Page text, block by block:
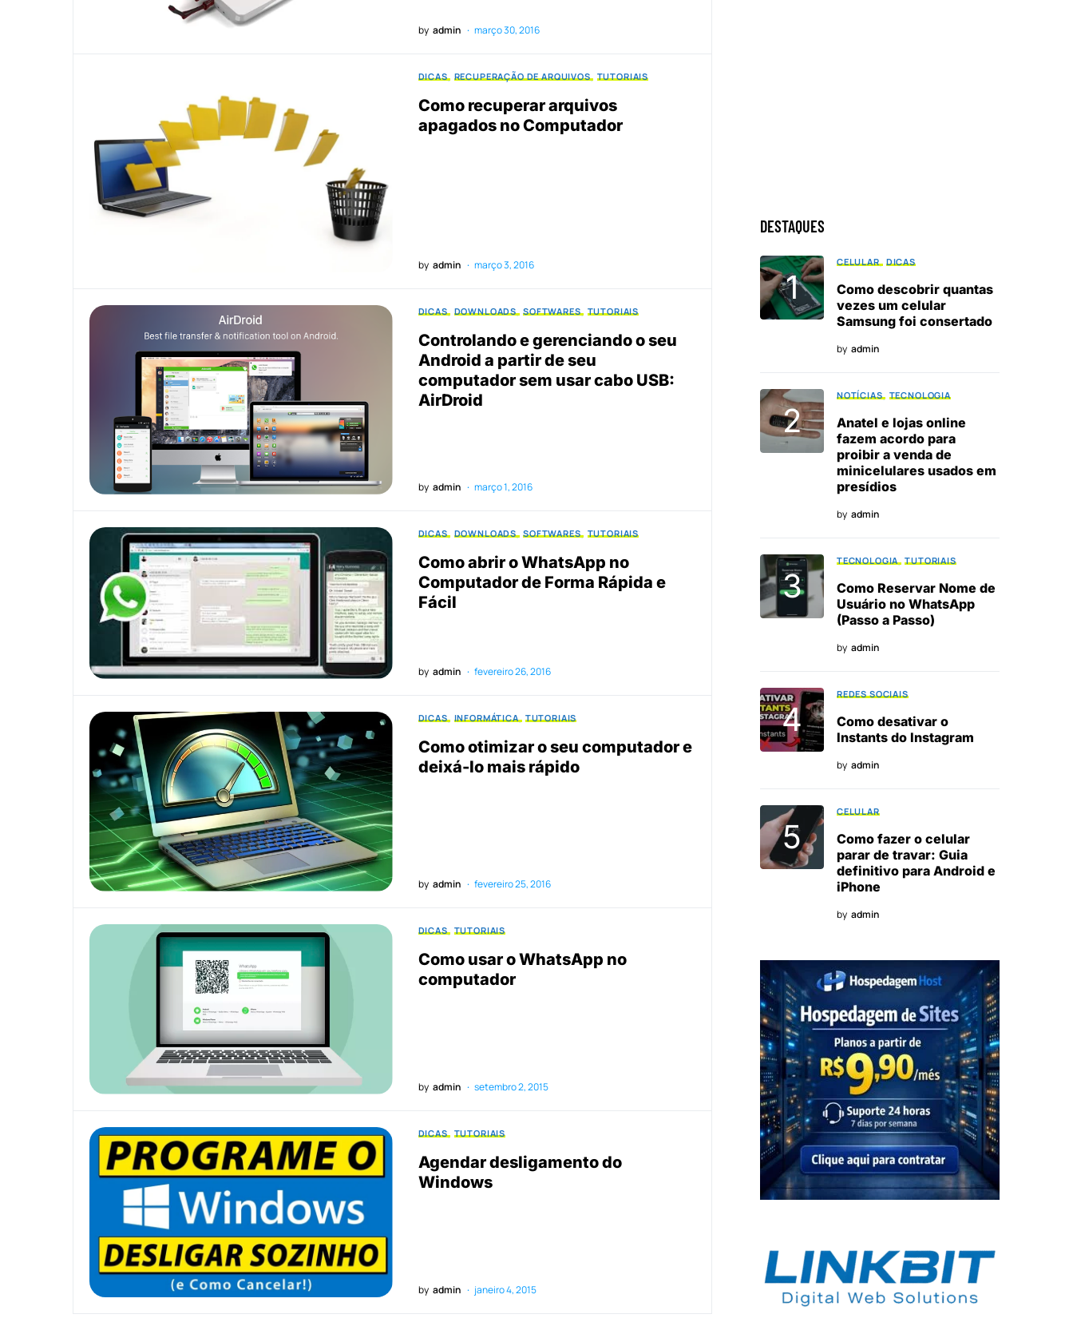
by admin março 30, 2016
DICAS RECUPERAÇÃO DE ARQUIVOS TUTORIAIS
Como recuperar arquivos
apagados no Computador
by admin março 3, 2016
DICAS DOWNLOADS SOFTWARES TUTORIAIS
Controlando e gerenciando o seu
Android a partir de seu
computador sem usar cabo USB:
AirDroid
by admin março 1, 2016
DICAS DOWNLOADS SOFTWARES TUTORIAIS
Como abrir o WhatsApp no
Computador de Forma Rápida e
Fácil
by admin fevereiro 26, 2016
DICAS INFORMÁTICA TUTORIAIS
Como otimizar o seu computador e
deixá-lo mais rápido
by admin fevereiro 25, 2016
DICAS TUTORIAIS
Como usar o WhatsApp no
computador
by admin setembro 2, 2015
DICAS TUTORIAIS
Agendar desligamento do
Windows
by admin janeiro 4, 2015
DESTAQUES
CELULAR DICAS
Como descobrir quantas
vezes um celular
Samsung foi consertado
by admin
NOTÍCIAS TECNOLOGIA
Anatel e lojas online
fazem acordo para
proibir a venda de
minicelulares usados em
presídios
by admin
TECNOLOGIA TUTORIAIS
Como Reservar Nome de
Usuário no WhatsApp
(Passo a Passo)
by admin
REDES SOCIAIS
Como desativar o
Instants do Instagram
by admin
CELULAR
Como fazer o celular
parar de travar: Guia
definitivo para Android e
iPhone
by admin